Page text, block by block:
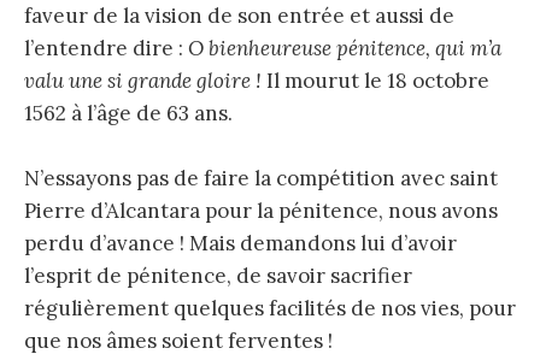
faveur de la vision de son entrée et aussi de
l’entendre dire : O bienheureuse pénitence, qui m’a
valu une si grande gloire ! Il mourut le 18 octobre
1562 à l’âge de 63 ans.
N’essayons pas de faire la compétition avec saint
Pierre d’Alcantara pour la pénitence, nous avons
perdu d’avance ! Mais demandons lui d’avoir
l’esprit de pénitence, de savoir sacrifier
régulièrement quelques facilités de nos vies, pour
que nos âmes soient ferventes !